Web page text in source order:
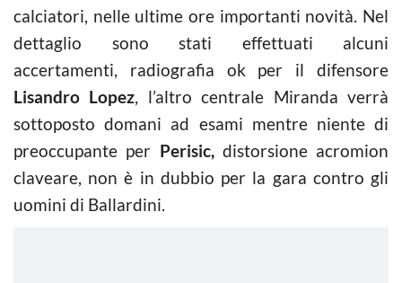
calciatori, nelle ultime ore importanti novità. Nel
dettaglio sono stati effettuati alcuni
accertamenti, radiografia ok per il difensore
Lisandro Lopez, l’altro centrale Miranda verrà
sottoposto domani ad esami mentre niente di
preoccupante per Perisic, distorsione acromion
claveare, non è in dubbio per la gara contro gli
uomini di Ballardini.